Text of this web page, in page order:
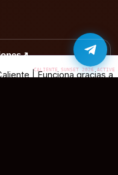
| Funciona gracias a
↗